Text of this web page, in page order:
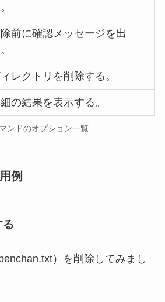
前に確認メッセージを出
レクトリを削除する。
の結果を表示する。
ンドのオプション一覧
例
る
）を削除してみまし